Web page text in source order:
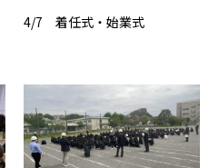
4/7 着任式・始業式